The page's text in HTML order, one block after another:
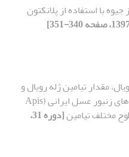
با استفاده از پلانکتون
مقدار تیامین ژله رویال و
توسعه غدد هیپوفارنژیال در کلنی‌های زنبور عسل ایرانی (Apis
[دوره 31،